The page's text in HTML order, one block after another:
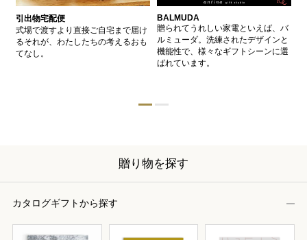
引出物宅配便
式場で渡すより直接ご自宅まで届け
るそれが、わたしたちの考えるおも
てなし。
BALMUDA
贈られてうれしい家電といえば、バ
ルミューダ。洗練されたデザインと
機能性で、様々なギフトシーンに選
ばれています。
贈り物を探す
カタログギフトから探す